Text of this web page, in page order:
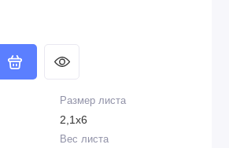
Размер листа
2,1х6
Вес листа